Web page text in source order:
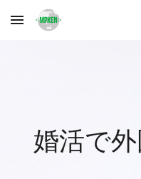
Skip to main content
婚活で